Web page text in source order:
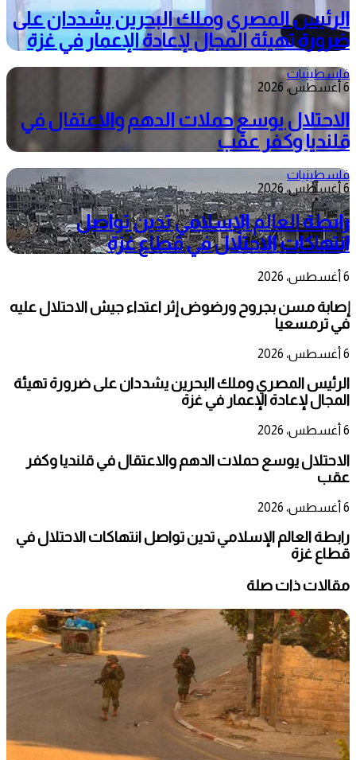
الرئيس المصري وملك البحرين يشددان على
ضرورة تهيئة المجال لإعادة الإعمار في غزة
فلسطينيات
6 أغسطس، 2026
الاحتلال يوسع حملات الدهم والاعتقال في
قلنديا وكفر عقب
فلسطينيات
6 أغسطس، 2026
رابطة العالم الإسلامي تدين تواصل
انتهاكات الاحتلال في قطاع غزة
6 أغسطس، 2026
إصابة مسن بجروح ورضوض إثر اعتداء جيش الاحتلال عليه
في ترمسعيا
6 أغسطس، 2026
الرئيس المصري وملك البحرين يشددان على ضرورة تهيئة
المجال لإعادة الإعمار في غزة
6 أغسطس، 2026
الاحتلال يوسع حملات الدهم والاعتقال في قلنديا وكفر
عقب
6 أغسطس، 2026
رابطة العالم الإسلامي تدين تواصل انتهاكات الاحتلال في
قطاع غزة
مقالات ذات صلة